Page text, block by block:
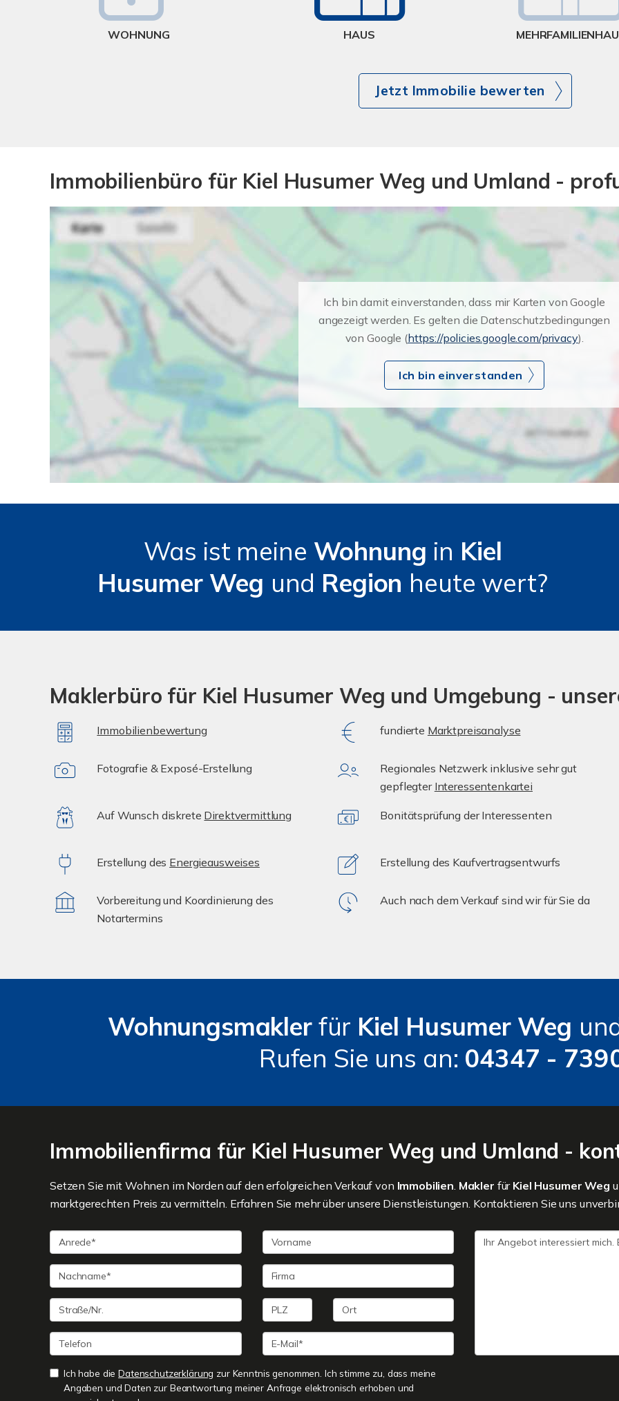
WOHNUNG HAUS
Jetzt Immobilie bewerten
Immobilienbüro für Kiel Husumer Weg und Umland -
Ich bin damit einverstanden, dass mir Karten von Google
angezeigt werden. Es gelten die Datenschutzbedingungen
von Google (https://policies.google.com/privacy).
Ich bin einverstanden
Was ist meine Wohnung in Kiel
Husumer Weg und Region heute wert?
Maklerbüro für Kiel Husumer Weg und Umgebung -
Immobilienbewertung fundierte Marktpreisanalyse
Fotografie & Exposé-Erstellung
Regionales Netzwerk inklusive sehr gut
gepflegter Interessentenkartei
Auf Wunsch diskrete Direktvermittlung Bonitätsprüfung der Interessenten
Erstellung des Energieausweises Erstellung des Kaufvertragsentwurfs
Vorbereitung und Koordinierung des
Notartermins
Auch nach dem Verkauf sind wir für Sie da
Wohnungsmaklerfür Kiel Husumer Weg
Rufen Sie uns an: 04347 -
Immobilienfirma für Kiel Husumer Weg und Umland -
Setzen Sie mit Wohnen im Norden auf den erfolgreichen Verkauf von Immobilien. Makler für Kiel Husumer Weg
marktgerechten Preis zu vermitteln. Erfahren Sie mehr über unsere Dienstleistungen. Kontaktieren Sie uns
Ich habe dieDatenschutzerklärung zur Kenntnis genommen. Ich stimme zu, dass meine
Angaben und Daten zur Beantwortung meiner Anfrage elektronisch erhoben und